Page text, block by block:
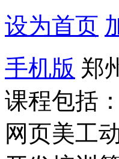
设为首页
手机版 郑
课程包括
网页美工